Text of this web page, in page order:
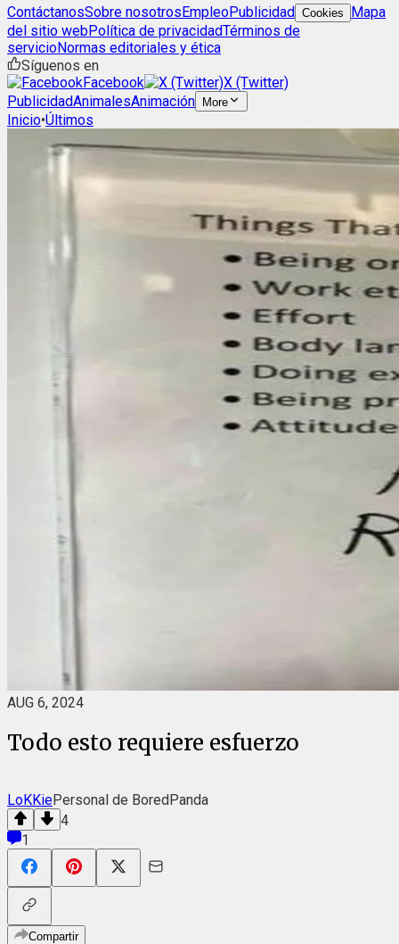
ContáctanosSobre nosotrosEmpleoPublicidad Cookies
Mapa
del sitio webPolítica de privacidadTérminos de
servicioNormas editoriales y ética
Síguenos en
Facebook
X (Twitter)
PublicidadAnimalesAnimación More
Inicio•Últimos
AUG 6, 2024
Todo esto requiere esfuerzo
LoKKiePersonal de BoredPanda
4
1
Compartir